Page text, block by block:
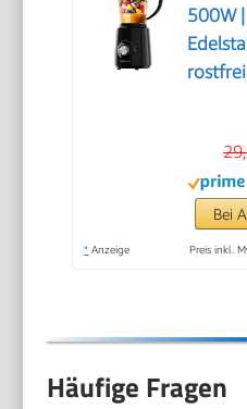
500W
Stufen
3845
Bei
* Anzeige Preis inkl.
Häufige Fragen